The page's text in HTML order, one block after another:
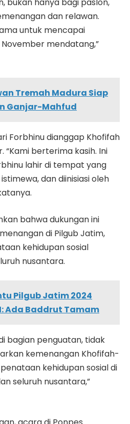
bukan hanya bagi paslon,
dan relawan.
untuk mencapai
mendatang,”
Tremah Madura Siap
Ganjar-Mahfud
Forbhinu dianggap Khofifah
“Kami berterima kasih. Ini
lahir di tempat yang
dan diinisiasi oleh
bahwa dukungan ini
di Pilgub Jatim,
kehidupan sosial
nusantara.
Pilgub Jatim 2024
Ada Baddrut Tamam
bagian penguatan, tidak
kemenangan Khofifah-
kehidupan sosial di
seluruh nusantara,”